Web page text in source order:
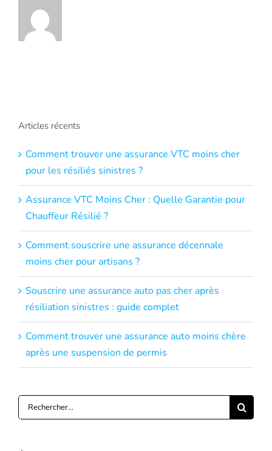
Articles récents
Comment trouver une assurance VTC moins cher
pour les résiliés sinistres ?
Assurance VTC Moins Cher : Quelle Garantie pour
Chauffeur Résilié ?
Comment souscrire une assurance décennale
moins cher pour artisans ?
Souscrire une assurance auto pas cher après
résiliation sinistres : guide complet
Comment trouver une assurance auto moins chère
après une suspension de permis
Rechercher: